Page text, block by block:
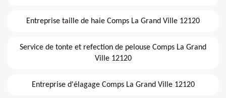
Entreprise taille de haie Comps La Grand Ville 12120
Service de tonte et refection de pelouse Comps La Grand
Ville 12120
Entreprise d'élagage Comps La Grand Ville 12120